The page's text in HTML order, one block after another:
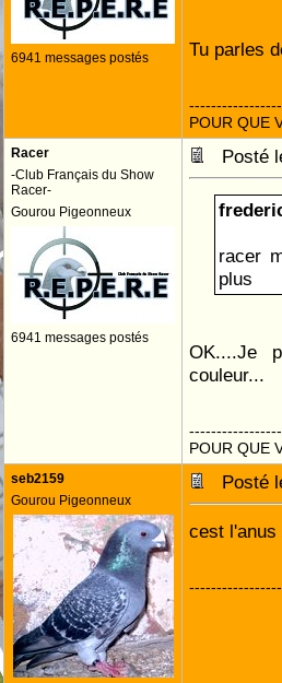
6941 messages postés Tu parles
POUR QUE
Racer
-Club Français du Show
Racer-
Gourou Pigeonneux
6941 messages postés
Posté
racer
plus
OK....Je
couleur...
POUR QUE
seb2159
Gourou Pigeonneux
Posté
cest l'anus